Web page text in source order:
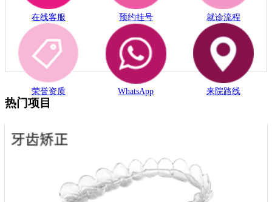
在线客服 预约挂号 就诊流程
荣誉资质 WhatsApp 来院路线
热门项目